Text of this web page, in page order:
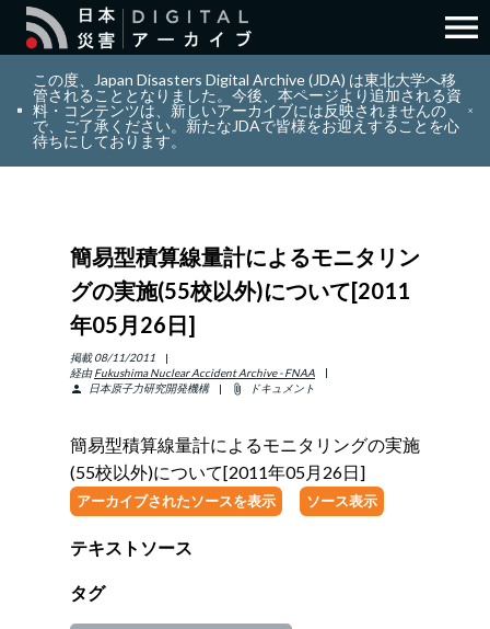
search 検索
layers コレクション
info_outline リソース
ENGLISH 日本語
サインイン
menu
この度、Japan Disasters Digital Archive (JDA) は東北大学へ移
管されることとなりました。今後、本ページより追加される資
料・コンテンツは、新しいアーカイブには反映されませんの
で、ご了承ください。新たなJDAで皆様をお迎えすることを心
待ちにしております。
簡易型積算線量計によるモニタリン
グの実施(55校以外)について[2011
年05月26日]
掲載 08/11/2011
経由 Fukushima Nuclear Accident Archive - FNAA
person
日本原子力研究開発機構 attach_file ドキュメント
簡易型積算線量計によるモニタリングの実施
(55校以外)について[2011年05月26日]
アーカイブされたソースを表示 ソース表示
テキストソース
タグ